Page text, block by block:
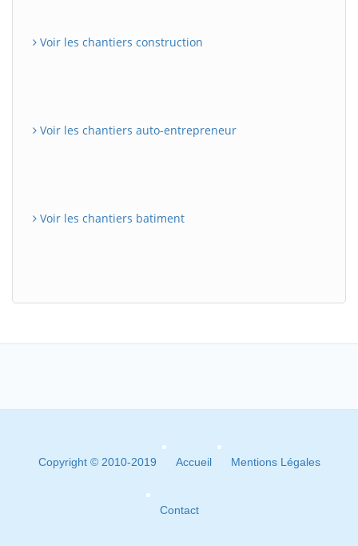
Voir les chantiers construction
Voir les chantiers auto-entrepreneur
Voir les chantiers batiment
Copyright © 2010-2019 Accueil Mentions Légales
Contact